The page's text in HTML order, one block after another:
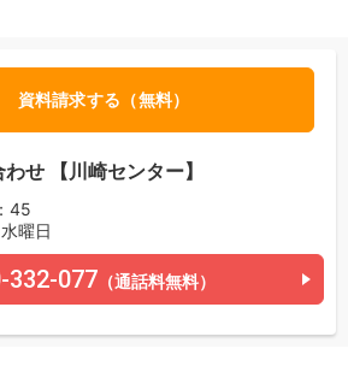
資料請求する（無料）
せ 【川崎センター】
45
曜日
332-077 （通話料無料）